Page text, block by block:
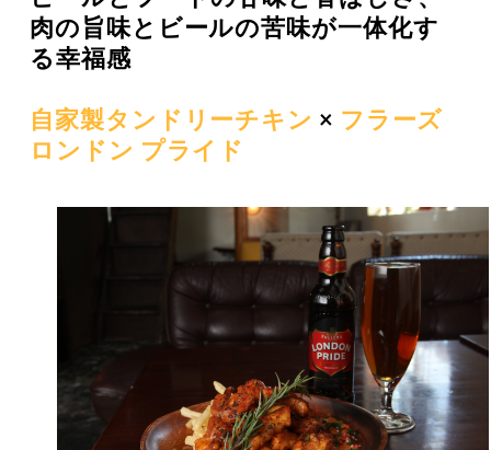
肉の旨味とビールの苦味が一体化す
る幸福感
自家製タンドリーチキン × フラーズ
ロンドン プライド